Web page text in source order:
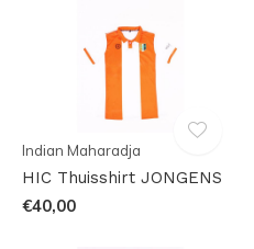
Indian Maharadja
HIC Thuisshirt JONGENS
€40,00